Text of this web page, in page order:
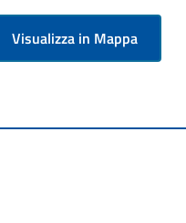
Visualizza in Mappa